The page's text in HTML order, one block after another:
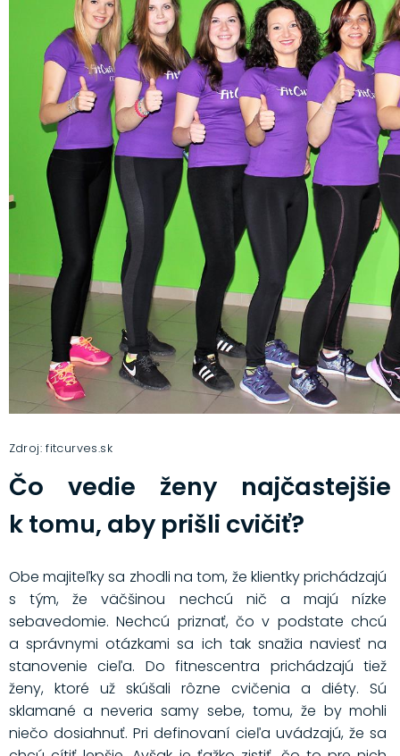
Zdroj: fitcurves.sk
Čo vedie ženy najčastejšie
k tomu, aby prišli cvičiť?
Obe majiteľky sa zhodli na tom, že klientky prichádzajú
s tým, že väčšinou nechcú nič a majú nízke
sebavedomie. Nechcú priznať, čo v podstate chcú
a správnymi otázkami sa ich tak snažia naviesť na
stanovenie cieľa. Do fitnescentra prichádzajú tiež
ženy, ktoré už skúšali rôzne cvičenia a diéty. Sú
sklamané a neveria samy sebe, tomu, že by mohli
niečo dosiahnuť. Pri definovaní cieľa uvádzajú, že sa